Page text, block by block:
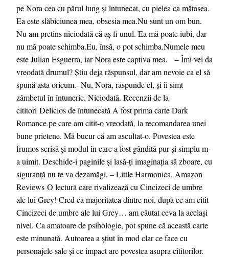
pe Nora cea cu părul lung și întunecat, cu pielea ca mătasea.
Ea este slăbiciunea mea, obsesia mea.Nu sunt un om bun.
Nu am pretins niciodată că aș fi unul. Ea mă poate iubi, dar
nu mă poate schimba.Eu, însă, o pot schimba.Numele meu
este Julian Esguerra, iar Nora este captiva mea. – Îmi vei da
vreodată drumul? Știu deja răspunsul, dar am nevoie ca el să
spună asta oricum.- Nu, Nora, răspunde el, și îi simt
zâmbetul în întuneric. Niciodată. Recenzii de la
cititori Delicios de întunecată A fost prima carte Dark
Romance pe care am citit-o vreodată, la recomandarea unei
bune prietene. Mă bucur că am ascultat-o. Povestea este
frumos scrisă și modul în care a fost gândită pur și simplu m-
a uimit. Deschide-i paginile și lasă-ți imaginația să zboare, cu
siguranţă nu te va dezamăgi. – Little Harmonica, Amazon
Reviews O lectură care rivalizează cu Cincizeci de umbre
ale lui Grey! Cred că majoritatea dintre noi, după ce am citit
Cincizeci de umbre ale lui Grey… am căutat ceva la același
nivel. Ca amatoare de psihologie, pot spune că această carte
este minunată. Autoarea a știut în mod clar ce face cu
personajele sale și ce impact are povestea asupra cititorilor.